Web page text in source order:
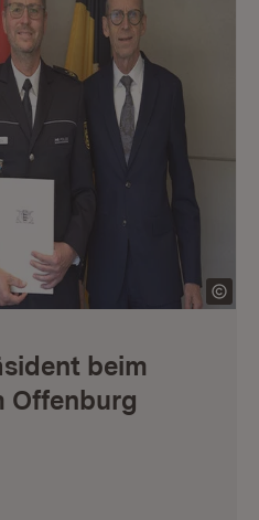
beim
Offenburg